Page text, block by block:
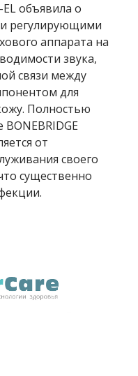
объявила о
регулирующими
аппарата на
звука,
связи между
для
Полностью
от
своего
существенно